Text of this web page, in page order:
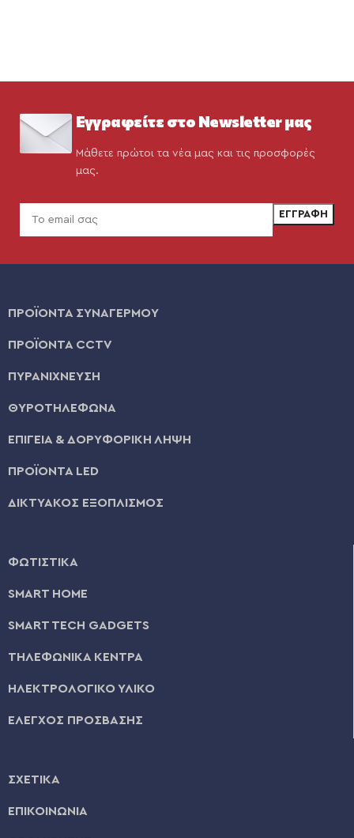
Εγγραφείτε στο Newsletter μας
Μάθετε πρώτοι τα νέα μας και τις προσφορές
μας.
ΠΡΟΪΟΝΤΑ ΣΥΝΑΓΕΡΜΟΥ
ΠΡΟΪΟΝΤΑ CCTV
ΠΥΡΑΝΙΧΝΕΥΣΗ
ΘΥΡΟΤΗΛΕΦΩΝΑ
ΕΠΙΓΕΙΑ & ΔΟΡΥΦΟΡΙΚΗ ΛΗΨΗ
ΠΡΟΪΟΝΤΑ LED
ΔΙΚΤΥΑΚΟΣ ΕΞΟΠΛΙΣΜΟΣ
ΦΩΤΙΣΤΙΚΑ
SMART HOME
SMART TECH GADGETS
ΤΗΛΕΦΩΝΙΚΑ ΚΕΝΤΡΑ
ΗΛΕΚΤΡΟΛΟΓΙΚΟ ΥΛΙΚΟ
ΕΛΕΓΧΟΣ ΠΡΟΣΒΑΣΗΣ
ΣΧΕΤΙΚΑ
ΕΠΙΚΟΙΝΩΝΙΑ